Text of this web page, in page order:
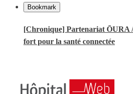
Bookmark
[Chronique] Partenariat ŌURA
fort pour la santé connectée